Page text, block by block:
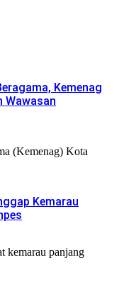
Kemenag
Wawasan
(Kemenag) Kota
Kemarau
kemarau panjang